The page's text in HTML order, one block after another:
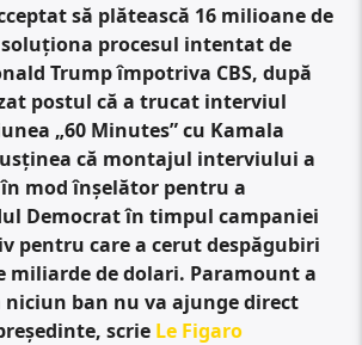
să plătească 16 milioane de
procesul intentat de
Trump împotriva CBS, după
postul că a trucat interviul
„60 Minutes” cu Kamala
că montajul interviului a
mod înșelător pentru a
Democrat în timpul campaniei
pentru care a cerut despăgubiri
miliarde de dolari. Paramount a
niciun ban nu va ajunge direct
scrie Le Figaro